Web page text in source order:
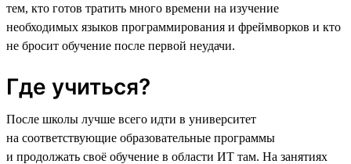
тем, кто готов тратить много времени на изучение
необходимых языков программирования и фреймворков и кто
не бросит обучение после первой неудачи.
Где учиться?
После школы лучше всего идти в университет
на соответствующие образовательные программы
и продолжать своё обучение в области ИТ там. На занятиях